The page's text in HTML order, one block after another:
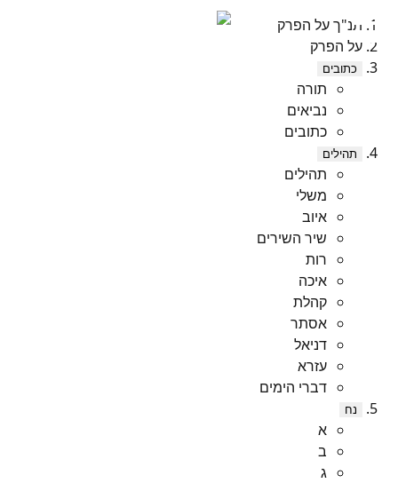
תנ"ך על הפרק
על הפרק
כתובים
תורה
נביאים
כתובים
תהילים
תהילים
משלי
איוב
שיר השירים
רות
איכה
קהלת
אסתר
דניאל
עזרא
דברי הימים
נח
א
ב
ג